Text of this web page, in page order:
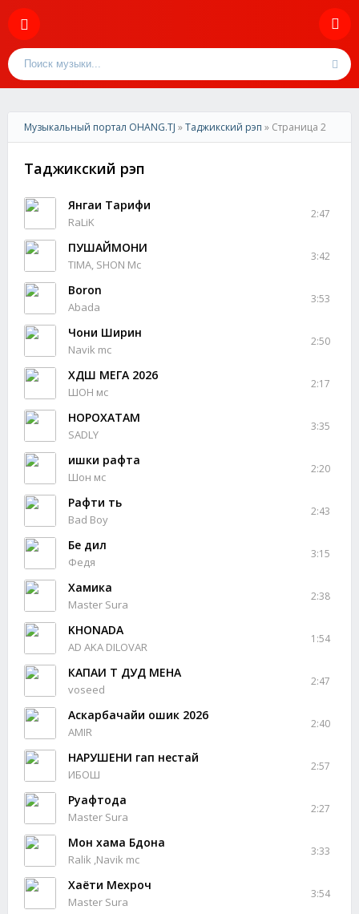
Музыкальный портал OHANG.TJ »Таджикский рэп » Страница 2
Таджикский рэп
Янгаи Тарифи
RaLiK
2:47
ПУШАЙМОНИ
TIMA, SHON Mс
3:42
Boron
Abada
3:53
Чони Ширин
Navik mc
2:50
ХДШ МЕГА 2026
ШОН мс
2:17
НОРОХАТАМ
SADLY
3:35
ишки рафта
Шон мс
2:20
Рафти ть
Bad Boy
2:43
Бе дил
Федя
3:15
Хамика
Master Sura
2:38
KHONADA
AD AKA DILOVAR
1:54
КАПАИ Т ДУД МЕНА
voseed
2:47
Аскарбачайи ошик 2026
AMIR
2:40
НАРУШЕНИ гап нестай
ИБОШ
2:57
Руафтода
Master Sura
2:27
Мон хама Бдона
Ralik ,Navik mc
3:33
Хаёти Мехроч
Master Sura
3:54